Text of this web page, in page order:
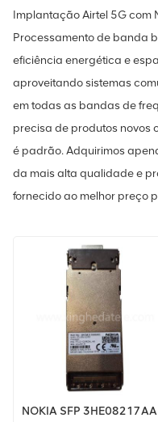
Implantação Airtel 5G com
Processamento de banda
eficiência energética e
aproveitando sistemas
em todas as bandas de
precisa de produtos novos
é padrão. Adquirimos
da mais alta qualidade e
fornecido ao melhor preço
NOKIA SFP 3HE08217AA